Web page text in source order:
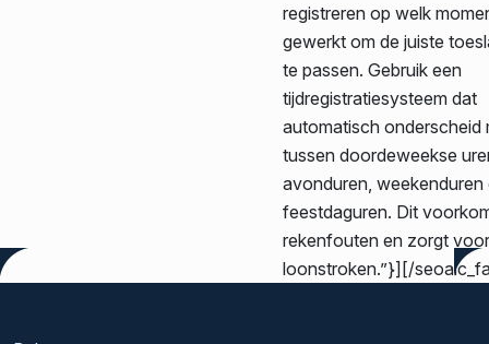
registreren op welk
gewerkt om de juiste
te passen. Gebruik een
tijdregistratiesysteem dat
automatisch onderscheid
tussen doordeweekse
avonduren, weekenduren
feestdaguren. Dit
rekenfouten en zorgt
loonstroken.”}][/